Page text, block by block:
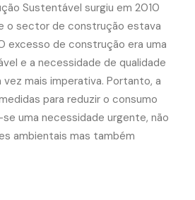
Sustentável surgiu em 2010
o sector de construção estava
excesso de construção era uma
e a necessidade de qualidade
mais imperativa. Portanto, a
para reduzir o consumo
uma necessidade urgente, não
ambientais mas também